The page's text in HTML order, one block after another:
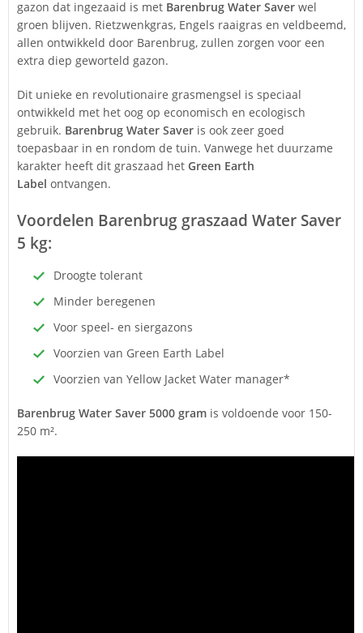
gazon dat ingezaaid is met Barenbrug Water Saver wel
groen blijven. Rietzwenkgras, Engels raaigras en veldbeemd,
allen ontwikkeld door Barenbrug, zullen zorgen voor een
extra diep geworteld gazon.
Dit unieke en revolutionaire grasmengsel is speciaal
ontwikkeld met het oog op economisch en ecologisch
gebruik. Barenbrug Water Saver is ook zeer goed
toepasbaar in en rondom de tuin. Vanwege het duurzame
karakter heeft dit graszaad het Green Earth
Label ontvangen.
Voordelen Barenbrug graszaad Water Saver
5 kg:
Droogte tolerant
Minder beregenen
Voor speel- en siergazons
Voorzien van Green Earth Label
Voorzien van Yellow Jacket Water manager*
Barenbrug Water Saver 5000 gram is voldoende voor 150-
250 m².